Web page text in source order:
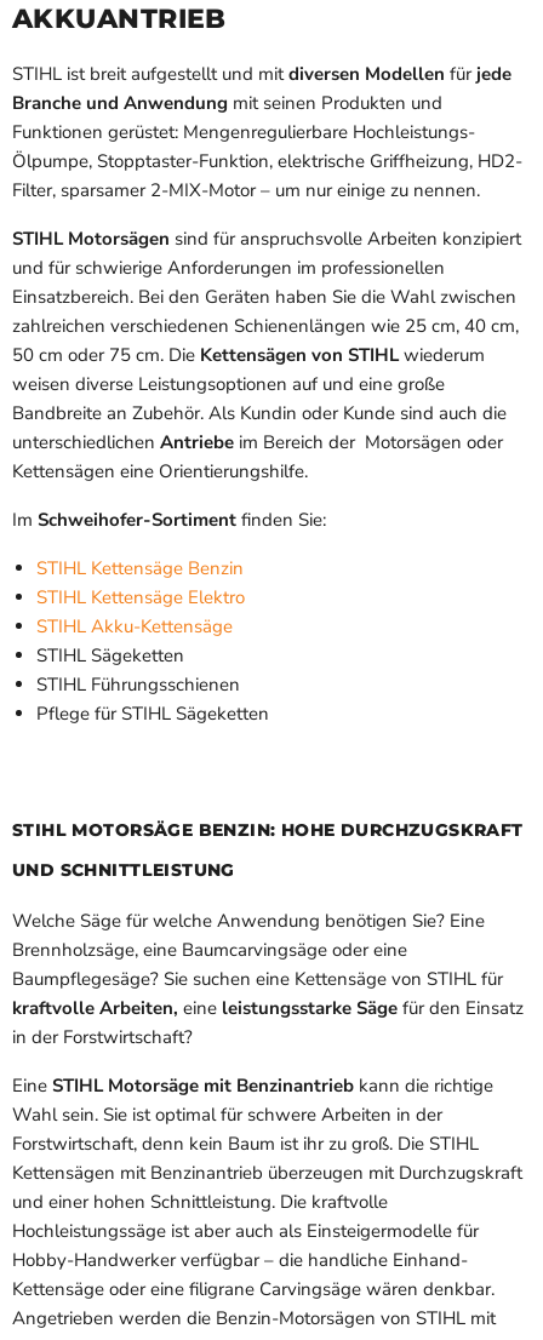
AKKUANTRIEB
STIHL ist breit aufgestellt und mitdiversen Modellen für jede
Branche und Anwendung mit seinen Produkten und
Funktionen gerüstet: Mengenregulierbare Hochleistungs-
Ölpumpe, Stopptaster-Funktion, elektrische Griffheizung, HD2-
Filter, sparsamer 2-MIX-Motor – um nur einige zu nennen.
STIHL Motorsägen sind für anspruchsvolle Arbeiten konzipiert
und für schwierige Anforderungen im professionellen
Einsatzbereich. Bei den Geräten haben Sie die Wahl zwischen
zahlreichen verschiedenen Schienenlängen wie 25 cm, 40 cm,
50 cm oder 75 cm. Die Kettensägen von STIHLwiederum
weisen diverse Leistungsoptionen auf und eine große
Bandbreite an Zubehör. Als Kundin oder Kunde sind auch die
unterschiedlichen Antriebe im Bereich der Motorsägen oder
Kettensägen eine Orientierungshilfe.
Im Schweihofer-Sortiment finden Sie:
STIHL Kettensäge Benzin
STIHL Kettensäge Elektro
STIHL Akku-Kettensäge
STIHL Sägeketten
STIHL Führungsschienen
Pflege für STIHL Sägeketten
STIHL MOTORSÄGE BENZIN: HOHE DURCHZUGSKRAFT
UND SCHNITTLEISTUNG
Welche Säge für welche Anwendung benötigen Sie? Eine
Brennholzsäge, eine Baumcarvingsäge oder eine
Baumpflegesäge? Sie suchen eine Kettensäge von STIHL für
kraftvolle Arbeiten, eine leistungsstarke Säge für den Einsatz
in der Forstwirtschaft?
Eine STIHL Motorsäge mit Benzinantrieb kann die richtige
Wahl sein. Sie ist optimal für schwere Arbeiten in der
Forstwirtschaft, denn kein Baum ist ihr zu groß. Die STIHL
Kettensägen mit Benzinantrieb überzeugen mit Durchzugskraft
und einer hohen Schnittleistung. Die kraftvolle
Hochleistungssäge ist aber auch als Einsteigermodelle für
Hobby-Handwerker verfügbar – die handliche Einhand-
Kettensäge oder eine filigrane Carvingsäge wären denkbar.
Angetrieben werden die Benzin-Motorsägen von STIHL mit